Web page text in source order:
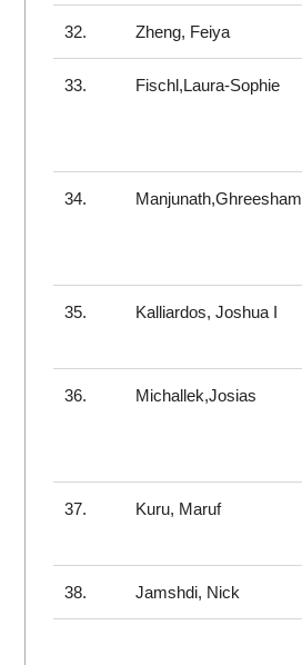
32. Zheng, Feiya
33. Fischl,Laura-Sophie
34. Manjunath,Ghreesham
35. Kalliardos, Joshua I
36. Michallek,Josias
37. Kuru, Maruf
38. Jamshdi, Nick